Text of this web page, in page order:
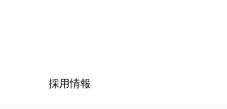
採用情報